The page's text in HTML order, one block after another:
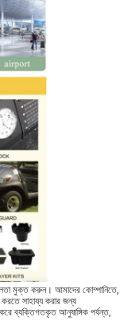
মুক্ত করুন। আমাদের কোম্পানিতে,
সাহায্য করার জন্য
ব্যক্তিগতকৃত আনুষাঙ্গিক পর্যন্ত,